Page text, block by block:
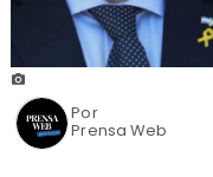
Prensa Web
Por